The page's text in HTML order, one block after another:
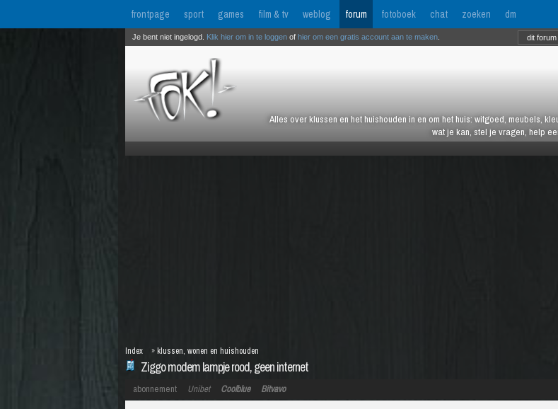
frontpage sport games film & tv weblog forum fotoboek chat zoeken dm
Alles over klussen en het huishouden in en om het huis: witgoed, meubels,
wat je kan, stel je vragen, help
Je bent niet ingelogd. Klik hier om in te loggen of hier om een gratis account aan te maken
Ziggo modem lampje rood, geen internet
Index »klussen, wonen en huishouden
abonnement Unibet Coolblue Bitvavo